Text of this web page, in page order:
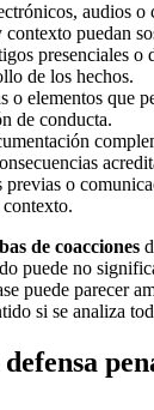
audios o
puedan
presenciales o
de los hechos.
o elementos que
de conducta.
previas o
de coacciones
puede no
puede parecer
si se analiza